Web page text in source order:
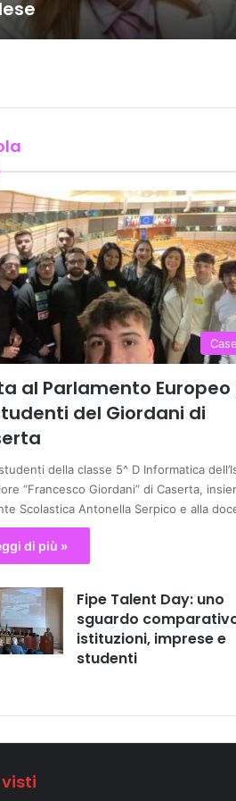
al Parlamento Europeo
del Giordani di
della classe 5^ D Informatica
“Francesco Giordani” di Caserta,
Scolastica Antonella Serpico e alla
di più »
Fipe Talent Day: uno
sguardo
istituzioni, imprese e
studenti
visti